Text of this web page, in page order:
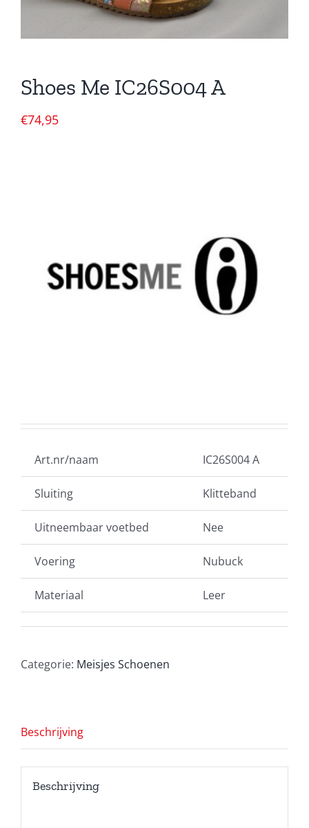
Shoes Me IC26S004 A
€74,95
Art.nr/naam IC26S004 A
Sluiting Klitteband
Uitneembaar voetbed Nee
Voering Nubuck
Materiaal Leer
Categorie: Meisjes Schoenen
Beschrijving
Beschrijving